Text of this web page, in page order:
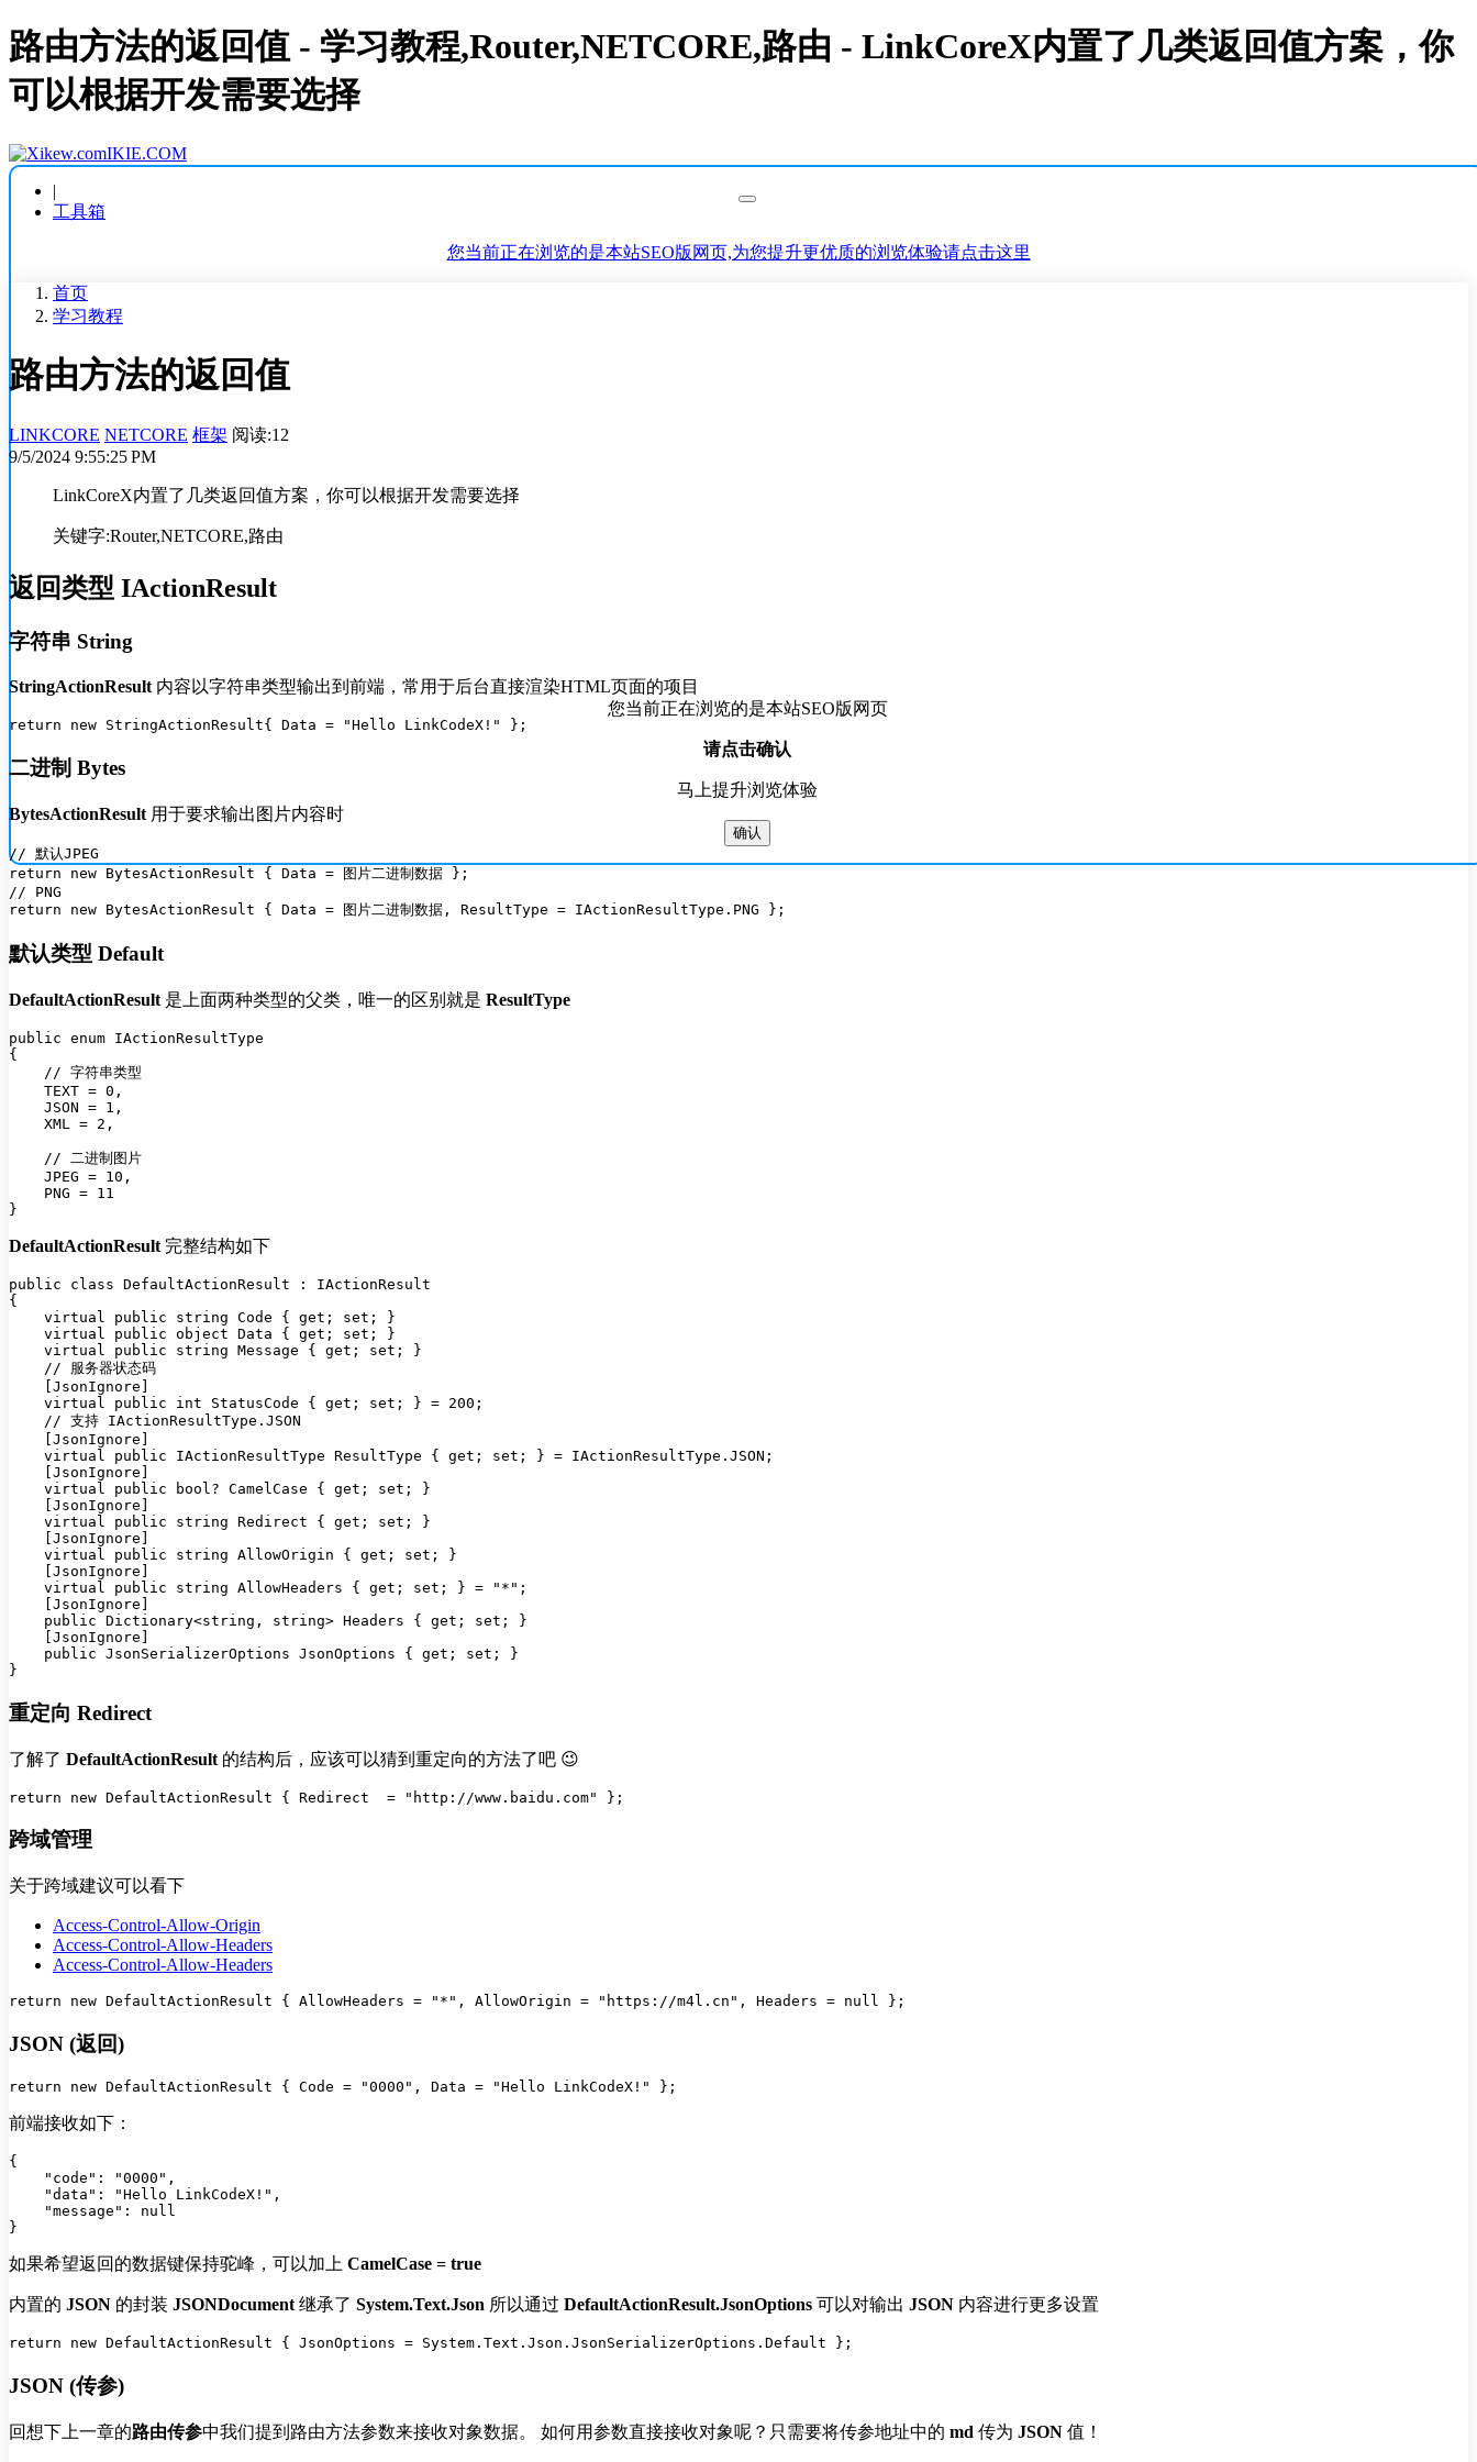
路由方法的返回值 - 学习教程,Router,NETCORE,路由 - LinkCoreX内置了几类返回值方案，你
可以根据开发需要选择
您当前正在浏览的是本站SEO版网页
请点击确认
马上提升浏览体验
确认
IKIE.COM
|
工具箱
您当前正在浏览的是本站SEO版网页,为您提升更优质的浏览体验请点击这里
首页
学习教程
路由方法的返回值
LINKCORE NETCORE 框架 阅读:12
9/5/2024 9:55:25 PM
LinkCoreX内置了几类返回值方案，你可以根据开发需要选择
关键字:Router,NETCORE,路由
返回类型 IActionResult
字符串 String
StringActionResult 内容以字符串类型输出到前端，常用于后台直接渲染HTML页面的项目
二进制 Bytes
BytesActionResult 用于要求输出图片内容时
// 默认JPEG
return new BytesActionResult { Data = 图片二进制数据 };
// PNG
默认类型 Default
DefaultActionResult 是上面两种类型的父类，唯一的区别就是 ResultType
public enum IActionResultType
{
    // 字符串类型
    TEXT = 0,
    JSON = 1,
    XML = 2,
    // 二进制图片
    JPEG = 10,
    PNG = 11
DefaultActionResult 完整结构如下
public class DefaultActionResult : IActionResult
{
    virtual public string Code { get; set; }
    virtual public object Data { get; set; }
    virtual public string Message { get; set; }
    // 服务器状态码
    [JsonIgnore]
    virtual public int StatusCode { get; set; } = 200;
    // 支持 IActionResultType.JSON
    [JsonIgnore]
    virtual public IActionResultType ResultType { get; set; } = IActionResultType.JSON;
    [JsonIgnore]
    virtual public bool? CamelCase { get; set; }
    [JsonIgnore]
    virtual public string Redirect { get; set; }
    [JsonIgnore]
    virtual public string AllowOrigin { get; set; }
    [JsonIgnore]
    virtual public string AllowHeaders { get; set; } = "*";
    [JsonIgnore]
    public Dictionary<string, string> Headers { get; set; }
    [JsonIgnore]
    public JsonSerializerOptions JsonOptions { get; set; }
重定向 Redirect
了解了 DefaultActionResult 的结构后，应该可以猜到重定向的方法了吧 😉
跨域管理
关于跨域建议可以看下
Access-Control-Allow-Origin
Access-Control-Allow-Headers
Access-Control-Allow-Headers
JSON (返回)
前端接收如下：
{
    "code": "0000",
    "data": "Hello LinkCodeX!",
    "message": null
如果希望返回的数据键保持驼峰，可以加上 CamelCase = true
内置的 JSON 的封装 JSONDocument继承了 System.Text.Json 所以通过 DefaultActionResult.JsonOptions 可以对输出 JSON 内容进行更多设置
JSON (传参)
回想下上一章的路由传参中我们提到路由方法参数来接收对象数据。 如何用参数直接接收对象呢？只需要将传参地址中的 md 传为 JSON 值！